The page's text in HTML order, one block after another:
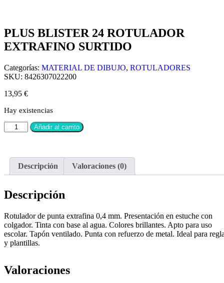
PLUS BLISTER 24 ROTULADOR
EXTRAFINO SURTIDO
Categorías: MATERIAL DE DIBUJO, ROTULADORES
SKU: 8426307022200
13,95 €
Hay existencias
Añadir al carrito
Descripción Valoraciones (0)
Descripción
Rotulador de punta extrafina 0,4 mm. Presentación en estuche con
colgador. Tinta con base al agua. Colores brillantes. Apto para uso
escolar. Tapón ventilado. Punta con refuerzo de metal. Ideal para
y plantillas.
Valoraciones